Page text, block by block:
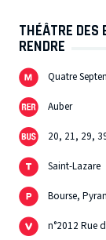
THÉÂTRE DES
RENDRE
Quatre
Auber
20, 21, 29,
Saint-Lazare
Bourse,
n°2012 Rue